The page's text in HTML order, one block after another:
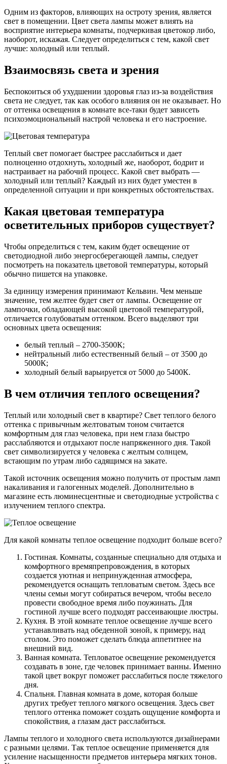
Одним из факторов, влияющих на остроту зрения, является
свет в помещении. Цвет света лампы может влиять на
восприятие интерьера комнаты, подчеркивая цветокор либо,
наоборот, искажая. Следует определиться с тем, какой свет
лучше: холодный или теплый.
Взаимосвязь света и зрения
Беспокоиться об ухудшении здоровья глаз из-за воздействия
света не следует, так как особого влияния он не оказывает. Но
от оттенка освещения в комнате все-таки будет зависеть
психоэмоциональный настрой человека и его настроение.
Теплый свет помогает быстрее расслабиться и дает
полноценно отдохнуть, холодный же, наоборот, бодрит и
настраивает на рабочий процесс. Какой свет выбрать —
холодный или теплый? Каждый из них будет уместен в
определенной ситуации и при конкретных обстоятельствах.
Какая цветовая температура
осветительных приборов существует?
Чтобы определиться с тем, каким будет освещение от
светодиодной либо энергосберегающей лампы, следует
посмотреть на показатель цветовой температуры, который
обычно пишется на упаковке.
За единицу измерения принимают Кельвин. Чем меньше
значение, тем желтее будет свет от лампы. Освещение от
лампочки, обладающей высокой цветовой температурой,
отличается голубоватым оттенком. Всего выделяют три
основных цвета освещения:
белый теплый – 2700-3500К;
нейтральный либо естественный белый – от 3500 до
5000К;
холодный белый варьируется от 5000 до 5400К.
В чем отличия теплого освещения?
Теплый или холодный свет в квартире? Свет теплого белого
оттенка с привычным желтоватым тоном считается
комфортным для глаз человека, при нем глаза быстро
расслабляются и отдыхают после напряженного дня. Такой
свет символизируется у человека с желтым солнцем,
встающим по утрам либо садящимся на закате.
Такой источник освещения можно получить от простым ламп
накаливания и галогенных моделей. Дополнительно в
магазине есть люминесцентные и светодиодные устройства с
излучением теплого спектра.
Для какой комнаты теплое освещение подходит больше всего?
Гостиная. Комнаты, созданные специально для отдыха и
комфортного времяпрепровождения, в которых
создается уютная и непринужденная атмосфера,
рекомендуется оснащать тепловатым светом. Здесь все
члены семьи могут собираться вечером, чтобы весело
провести свободное время либо поужинать. Для
гостиной лучше всего подходят рассеивающие люстры.
Кухня. В этой комнате теплое освещение лучше всего
устанавливать над обеденной зоной, к примеру, над
столом. Это поможет сделать блюда аппетитнее на
внешний вид.
Ванная комната. Тепловатое освещение рекомендуется
создавать в зоне, где человек принимает ванны. Именно
такой цвет вокруг поможет расслабиться после тяжелого
дня.
Спальня. Главная комната в доме, которая больше
других требует теплого мягкого освещения. Здесь свет
теплого оттенка поможет создать ощущение комфорта и
спокойствия, а глазам даст расслабиться.
Лампы теплого и холодного света используются дизайнерами
с разными целями. Так теплое освещение применяется для
усиление насыщенности предметов интерьера мягких тонов.